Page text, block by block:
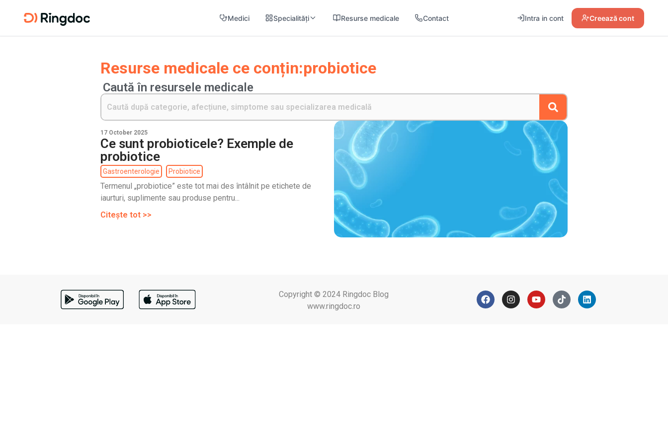
Medici Specialități Resurse medicale Contact Intra in cont Creează cont
Resurse medicale ce conțin:probiotice
Caută în resursele medicale
17 October 2025
Ce sunt probioticele? Exemple de
probiotice
Gastroenterologie Probiotice
Termenul „probiotice” este tot mai des întâlnit pe etichete de
iaurturi, suplimente sau produse pentru...
Citește tot >>
Copyright © 2024 Ringdoc Blog
www.ringdoc.ro